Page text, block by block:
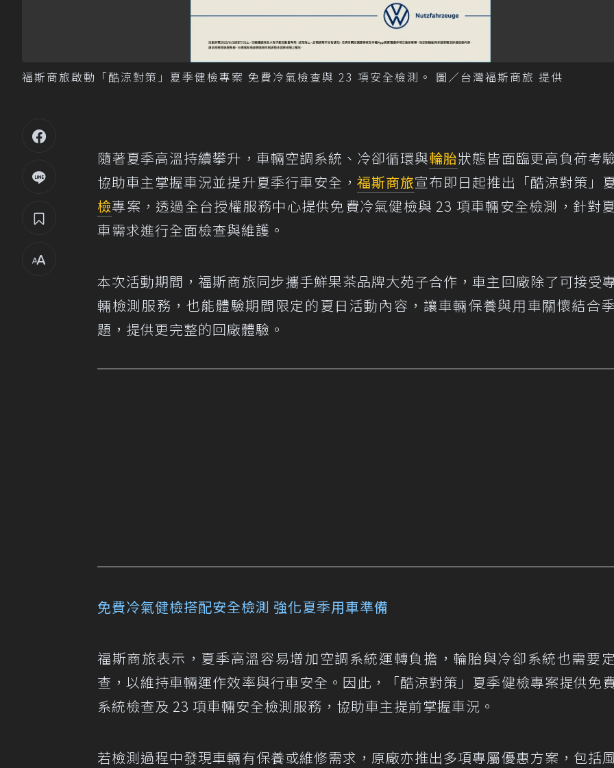
福斯商旅啟動「酷涼對策」夏季健檢專案 免費冷氣檢查與 23 項安全檢測。 圖／台灣福斯商旅 提供
隨著夏季高溫持續攀升，車輛空調系統、冷卻循環與輪胎狀態皆面臨更高負荷考
協助車主掌握車況並提升夏季行車安全， 福斯商旅宣布即日起推出「酷涼對策」
檢專案，透過全台授權服務中心提供免費冷氣健檢與 23 項車輛安全檢測，針對
車需求進行全面檢查與維護。
本次活動期間，福斯商旅同步攜手鮮果茶品牌大苑子合作，車主回廠除了可接受
輛檢測服務，也能體驗期間限定的夏日活動內容，讓車輛保養與用車關懷結合
題，提供更完整的回廠體驗。
免費冷氣健檢搭配安全檢測 強化夏季用車準備
福斯商旅表示，夏季高溫容易增加空調系統運轉負擔，輪胎與冷卻系統也需要
查，以維持車輛運作效率與行車安全。因此，「酷涼對策」夏季健檢專案提供免
系統檢查及 23 項車輛安全檢測服務，協助車主提前掌握車況。
若檢測過程中發現車輛有保養或維修需求，原廠亦推出多項專屬優惠方案，包括